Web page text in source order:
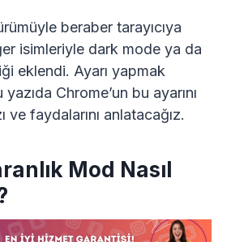
beraber tarayıcıya
isimleriyle dark mode ya da
eklendi. Ayarı yapmak
Chrome’un bu ayarını
ve faydalarını anlatacağız.
Mod Nasıl